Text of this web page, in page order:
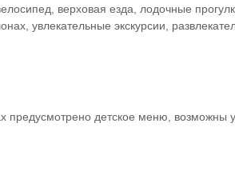
верховая езда, лодочные
увлекательные экскурсии,
предусмотрено детское меню, возможны